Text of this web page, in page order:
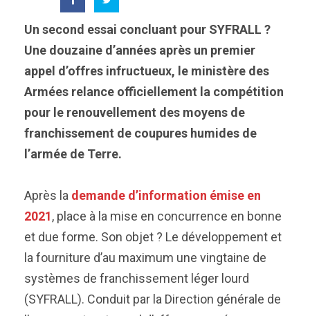
Un second essai concluant pour SYFRALL ?
Une douzaine d’années après un premier
appel d’offres infructueux, le ministère des
Armées relance officiellement la compétition
pour le renouvellement des moyens de
franchissement de coupures humides de
l’armée de Terre.
Après la demande d’information émise en
2021, place à la mise en concurrence en bonne
et due forme. Son objet ? Le développement et
la fourniture d’au maximum une vingtaine de
systèmes de franchissement léger lourd
(SYFRALL). Conduit par la Direction générale de